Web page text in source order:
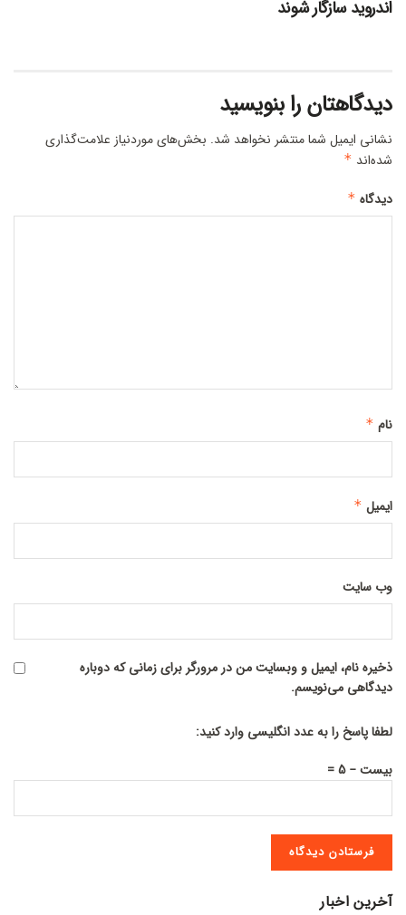
اندروید سازگار شوند
دیدگاهتان را بنویسید
نشانی ایمیل شما منتشر نخواهد شد. بخش‌های موردنیاز علامت‌گذاری
شده‌اند *
دیدگاه *
نام *
ایمیل *
وب‌ سایت
ذخیره نام، ایمیل و وبسایت من در مرورگر برای زمانی که دوباره
دیدگاهی می‌نویسم.
لطفا پاسخ را به عدد انگلیسی وارد کنید:
بیست − 5 =
آخرین اخبار